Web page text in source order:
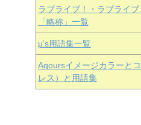
ラブライブ！・ラブライ
「略称」一覧
μ’s用語集一覧
Aqoursイメージカラーと
レス）と用語集